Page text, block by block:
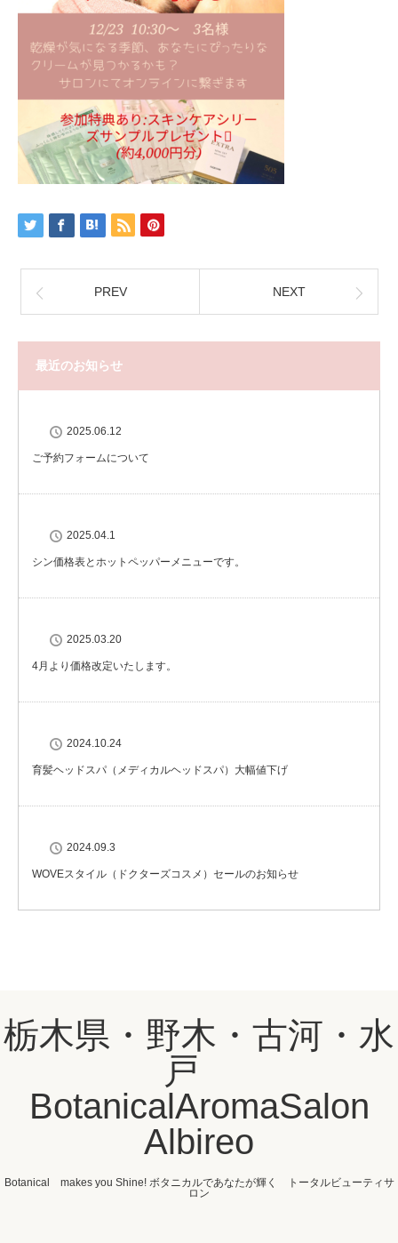
PREV NEXT
最近のお知らせ
2025.06.12
ご予約フォームについて
2025.04.1
シン価格表とホットペッパーメニューです。
2025.03.20
4月より価格改定いたします。
2024.10.24
育髪ヘッドスパ（メディカルヘッドスパ）大幅値下げ
2024.09.3
WOVEスタイル（ドクターズコスメ）セールのお知らせ
栃木県・野木・古河・水
戸
BotanicalAromaSalon
Albireo
Botanical makes you Shine! ボタニカルであなたが輝く トータルビューティサ
ロン